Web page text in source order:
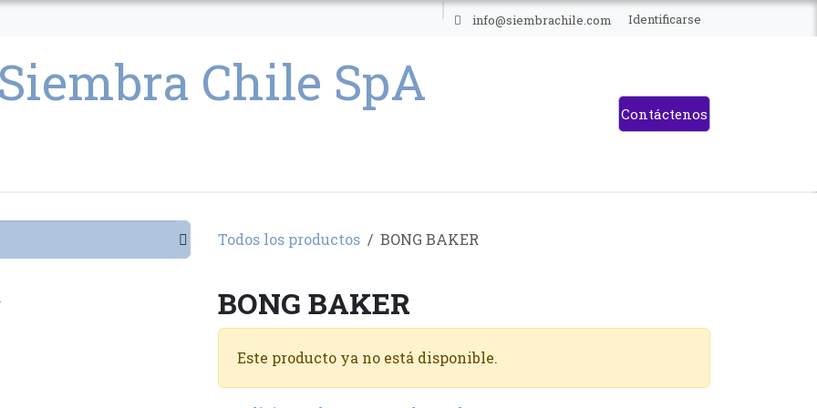
info@siembrachile.com Identificarse
Contáctenos
Todos los productos BONG BAKER
BONG BAKER
Este producto ya no está disponible.